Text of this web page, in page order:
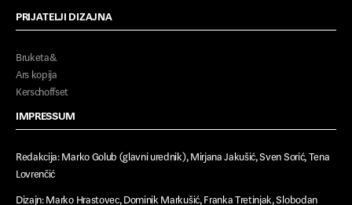
Dizajn.tv
Uspostavljanje definicije
Publikacije
Fragmenti dizajnerske povijesti
PRIJATELJI DIZAJNA
Bruketa&
Ars kopija
Kerschoffset
IMPRESSUM
Redakcija: Marko Golub (glavni urednik), Mirjana Jakušić, Sven Sorić, Tena
Lovrenčić
Dizajn: Marko Hrastovec, Dominik Markušić, Franka Tretinjak, Slobodan